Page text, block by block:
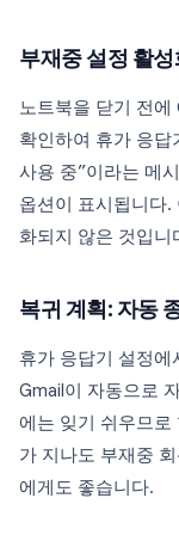
부재중 설정 활
노트북을 닫기 전에
확인하여 휴가 응답
사용 중”이라는 메
옵션이 표시됩니다.
화되지 않은 것입니
복귀 계획: 자동
휴가 응답기 설정에
Gmail이 자동으로
에는 잊기 쉬우므로
가 지나도 부재중
에게도 좋습니다.